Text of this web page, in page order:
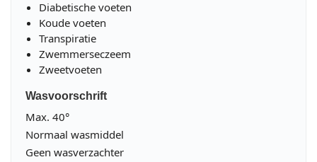
Diabetische voeten
Koude voeten
Transpiratie
Zwemmerseczeem
Zweetvoeten
Wasvoorschrift
Max. 40°
Normaal wasmiddel
Geen wasverzachter